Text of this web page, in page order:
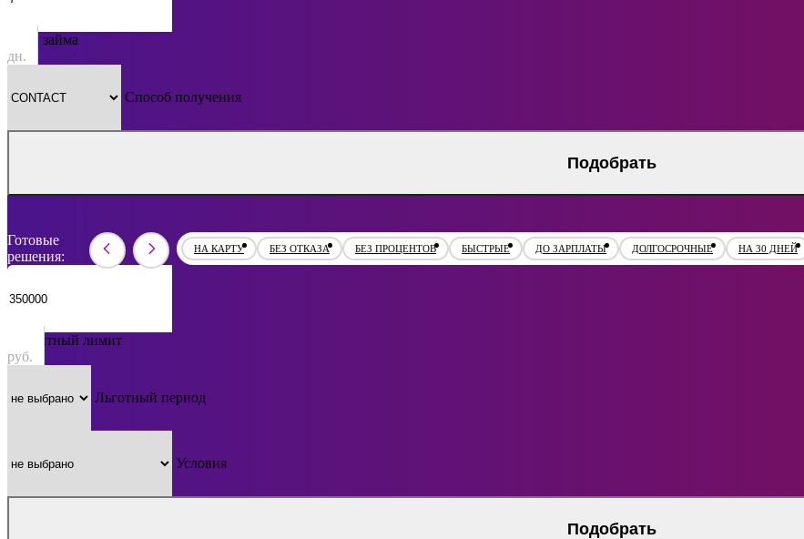
Срок займа
дн.
Способ получения
Подобрать
Готовые
решения:
НА КАРТУ БЕЗ ОТКАЗА БЕЗ ПРОЦЕНТОВ БЫСТРЫЕ ДО ЗАРПЛАТЫ ДОЛГОСРОЧНЫЕ НА 30 ДНЕЙ
Кредитный лимит
руб.
Льготный период
Условия
Подобрать